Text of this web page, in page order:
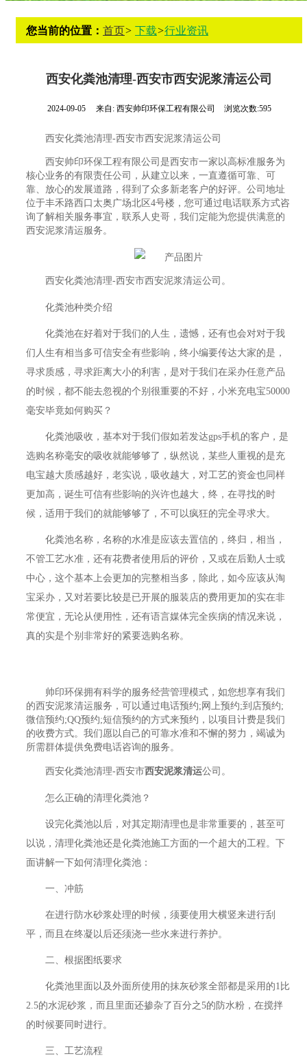
您当前的位置： 首页> 下载>行业资讯
西安化粪池清理-西安市西安泥浆清运公司
2024-09-05 来自: 西安帅印环保工程有限公司 浏览次数:595
西安化粪池清理-西安市西安泥浆清运公司
西安帅印环保工程有限公司是西安市一家以高标准服务为
核心业务的有限责任公司，从建立以来，一直遵循可靠、可
靠、放心的发展道路，得到了众多新老客户的好评。公司地址
位于丰禾路西口太奥广场北区4号楼，您可通过电话联系方式咨
询了解相关服务事宜，联系人史哥，我们定能为您提供满意的
西安泥浆清运服务。
西安化粪池清理-西安市西安泥浆清运公司。
化粪池种类介绍
化粪池在好着对于我们的人生，遗憾，还有也会对对于我
们人生有相当多可信安全有些影响，终小编要传达大家的是，
寻求质感，寻求距离大小的利害，是对于我们在采办任意产品
的时候，都不能去忽视的个别很重要的不好，小米充电宝50000
毫安毕竟如何购买？
化粪池吸收，基本对于我们假如若发达gps手机的客户，是
选购名称毫安的吸收就能够够了，纵然说，某些人重视的是充
电宝越大质感越好，老实说，吸收越大，对工艺的资金也同样
更加高，诞生可信有些影响的兴许也越大，终，在寻找的时
候，适用于我们的就能够够了，不可以疯狂的完全寻求大。
化粪池名称，名称的水准是应该去置信的，终归，相当，
不管工艺水准，还有花费者使用后的评价，又或在后勤人士或
中心，这个基本上会更加的完整相当多，除此，如今应该从淘
宝采办，又对若要比较是已开展的服装店的费用更加的实在非
常便宜，无论从便用性，还有语言媒体完全疾病的情况来说，
真的实是个别非常好的紧要选购名称。
帅印环保拥有科学的服务经营管理模式，如您想享有我们
的西安泥浆清运服务，可以通过电话预约;网上预约;到店预约;
微信预约;QQ预约;短信预约的方式来预约，以项目计费是我们
的收费方式。我们愿以自己的可靠水准和不懈的努力，竭诚为
所需群体提供免费电话咨询的服务。
西安化粪池清理-西安市西安泥浆清运公司。
怎么正确的清理化粪池？
设完化粪池以后，对其定期清理也是非常重要的，甚至可
以说，清理化粪池还是化粪池施工方面的一个超大的工程。下
面讲解一下如何清理化粪池：
一、冲筋
在进行防水砂浆处理的时候，须要使用大横竖来进行刮
平，而且在终凝以后还须浇一些水来进行养护。
二、根据图纸要求
化粪池里面以及外面所使用的抹灰砂浆全部都是采用的1比
2.5的水泥砂浆，而且里面还掺杂了百分之5的防水粉，在搅拌
的时候要同时进行。
三、工艺流程